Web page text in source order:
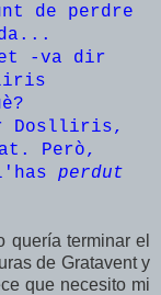
de perdre
-va dir
Doslliris,
Però,
perdut
quería terminar el
de Gratavent y
que necesito mi